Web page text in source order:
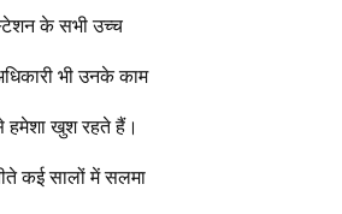
के सभी उच्च
भी उनके काम
हमेशा खुश रहते हैं।
कई सालों में सलमा